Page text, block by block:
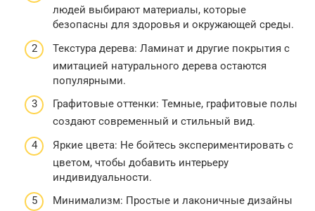
людей выбирают материалы, которые
безопасны для здоровья и окружающей среды.
Текстура дерева: Ламинат и другие покрытия с
имитацией натурального дерева остаются
популярными.
Графитовые оттенки: Темные, графитовые полы
создают современный и стильный вид.
Яркие цвета: Не бойтесь экспериментировать с
цветом, чтобы добавить интерьеру
индивидуальности.
Минимализм: Простые и лаконичные дизайны